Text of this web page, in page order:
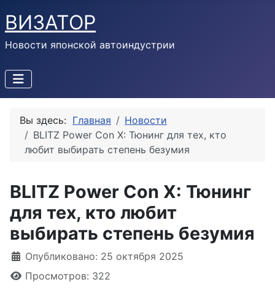
ВИЗАТОР
Новости японской автоиндустрии
Вы здесь: Главная
Новости
BLITZ Power Con X: Тюнинг для тех, кто
любит выбирать степень безумия
BLITZ Power Con X: Тюнинг
для тех, кто любит
выбирать степень безумия
Информация о материале
Опубликовано: 25 октября 2025
Просмотров: 322